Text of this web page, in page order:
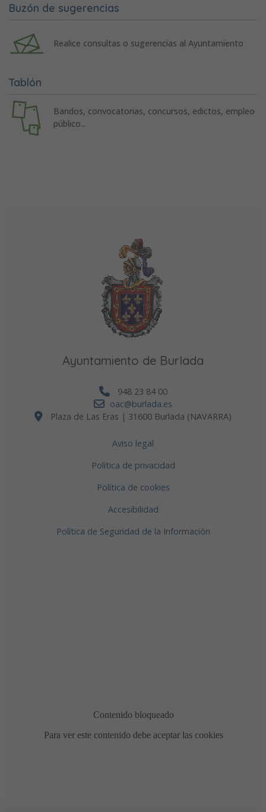
Buzón de sugerencias
Realice consultas o sugerencias al Ayuntamiento
Tablón
Bandos, convocatorias, concursos, edictos, empleo
público...
Ayuntamiento de Burlada
948 23 84 00
oac@burlada.es
Plaza de Las Eras | 31600 Burlada (NAVARRA)
Aviso legal
Política de privacidad
Política de cookies
Accesibilidad
Política de Seguridad de la Información